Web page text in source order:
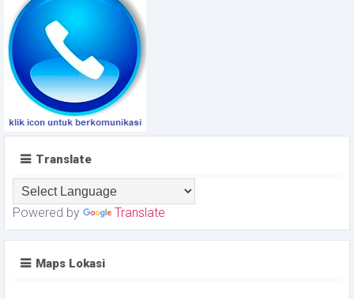
Translate
Powered by Translate
Maps Lokasi